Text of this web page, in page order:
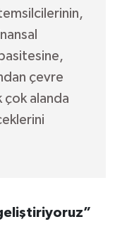
çevre
alanda